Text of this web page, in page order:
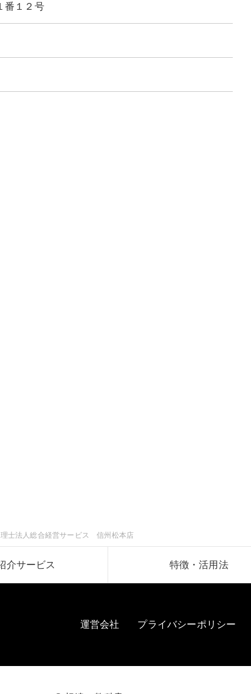
番１２号
士法人総合経営サービス 信州松本店
介サービス 特徴・活用法
運営会社 プライバシーポリシー